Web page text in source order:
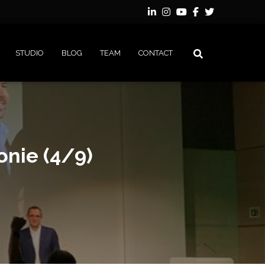
STUDIO BLOG TEAM CONTACT
(4/9)